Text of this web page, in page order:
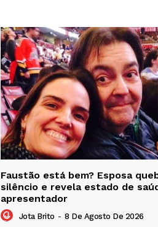
Faustão está bem? Esposa
silêncio e revela estado de
apresentador
Jota Brito - 8 De Agosto De 2026